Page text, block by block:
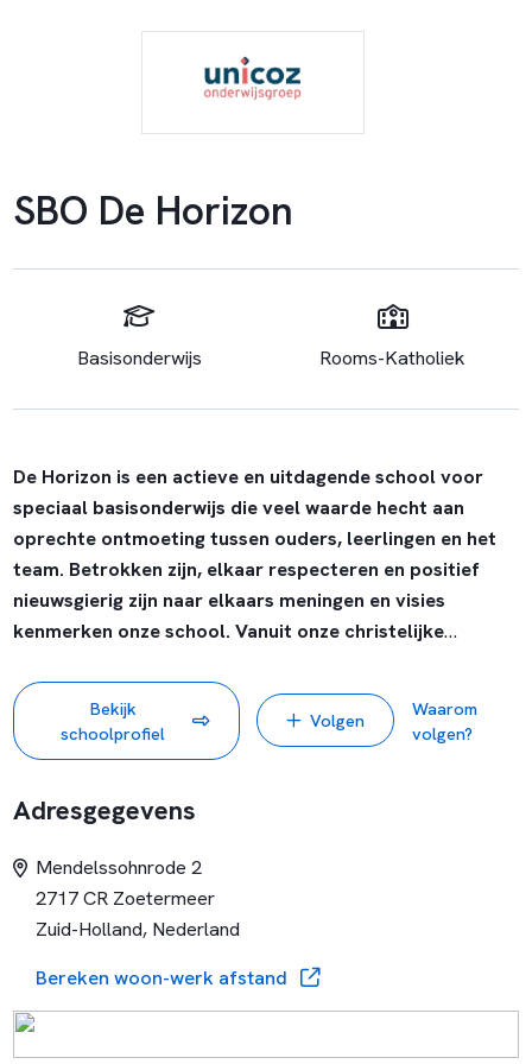
SBO De Horizon
Basisonderwijs Rooms-Katholiek
De Horizon is een actieve en uitdagende school voor
speciaal basisonderwijs die veel waarde hecht aan
oprechte ontmoeting tussen ouders, leerlingen en het
team. Betrokken zijn, elkaar respecteren en positief
nieuwsgierig zijn naar elkaars meningen en visies
kenmerken onze school. Vanuit onze christelijke
manier in het leven te staan.
Op onze school vinden wij alle leerlingen speciaal en hebben
persoonlijkheid. Kinderen leren bij ons samen met hun
leerlingen onderwijs dat bij hen past, dat hen motiveert en
dat hen kennis en vaardigheden biedt om straks deel te
nemen aan de mondiale samenleving.
onderwijsbehoeften. De leerlingen, ouders en verzorgers
Bekijk
schoolprofiel
Volgen
Waarom
volgen?
Adresgegevens
Mendelssohnrode 2
2717 CR Zoetermeer
Zuid-Holland, Nederland
Bereken woon-werk afstand